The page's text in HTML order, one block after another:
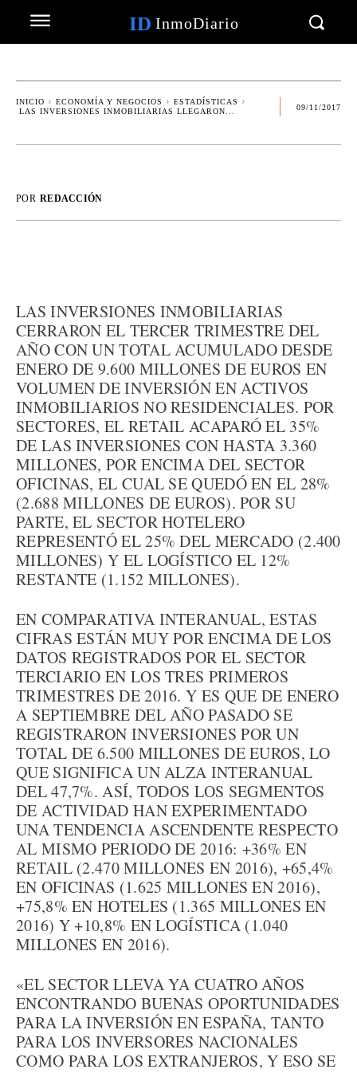
ID InmoDiario
INICIO ECONOMÍA Y NEGOCIOS
ESTADÍSTICAS
LAS INVERSIONES INMOBILIARIAS LLEGARON...
09/11/2017
POR REDACCIÓN
LAS INVERSIONES INMOBILIARIAS
CERRARON EL TERCER TRIMESTRE DEL
AÑO CON UN TOTAL ACUMULADO DESDE
ENERO DE 9.600 MILLONES DE EUROS EN
VOLUMEN DE INVERSIÓN EN ACTIVOS
INMOBILIARIOS NO RESIDENCIALES. POR
SECTORES, EL RETAIL ACAPARÓ EL 35%
DE LAS INVERSIONES CON HASTA 3.360
MILLONES, POR ENCIMA DEL SECTOR
OFICINAS, EL CUAL SE QUEDÓ EN EL 28%
(2.688 MILLONES DE EUROS). POR SU
PARTE, EL SECTOR HOTELERO
REPRESENTÓ EL 25% DEL MERCADO (2.400
MILLONES) Y EL LOGÍSTICO EL 12%
RESTANTE (1.152 MILLONES).
EN COMPARATIVA INTERANUAL, ESTAS
CIFRAS ESTÁN MUY POR ENCIMA DE LOS
DATOS REGISTRADOS POR EL SECTOR
TERCIARIO EN LOS TRES PRIMEROS
TRIMESTRES DE 2016. Y ES QUE DE ENERO
A SEPTIEMBRE DEL AÑO PASADO SE
REGISTRARON INVERSIONES POR UN
TOTAL DE 6.500 MILLONES DE EUROS, LO
QUE SIGNIFICA UN ALZA INTERANUAL
DEL 47,7%. ASÍ, TODOS LOS SEGMENTOS
DE ACTIVIDAD HAN EXPERIMENTADO
UNA TENDENCIA ASCENDENTE RESPECTO
AL MISMO PERIODO DE 2016: +36% EN
RETAIL (2.470 MILLONES EN 2016), +65,4%
EN OFICINAS (1.625 MILLONES EN 2016),
+75,8% EN HOTELES (1.365 MILLONES EN
2016) Y +10,8% EN LOGÍSTICA (1.040
MILLONES EN 2016).
«EL SECTOR LLEVA YA CUATRO AÑOS
ENCONTRANDO BUENAS OPORTUNIDADES
PARA LA INVERSIÓN EN ESPAÑA, TANTO
PARA LOS INVERSORES NACIONALES
COMO PARA LOS EXTRANJEROS, Y ESO SE